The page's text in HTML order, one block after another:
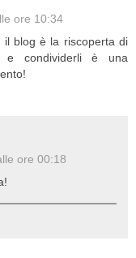
ore 10:34
il blog è la riscoperta di
e condividerli è una
ore 00:18